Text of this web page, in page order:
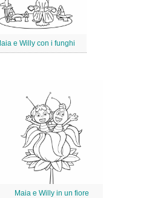
e Willy con i funghi
Maia e Willy in un fiore